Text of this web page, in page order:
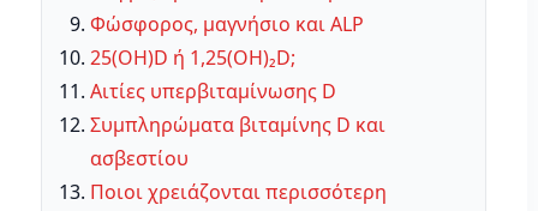
Φώσφορος, μαγνήσιο και ALP
25(OH)D ή 1,25(OH)₂D;
Αιτίες υπερβιταμίνωσης D
Συμπληρώματα βιταμίνης D και
ασβεστίου
Ποιοι χρειάζονται περισσότερη